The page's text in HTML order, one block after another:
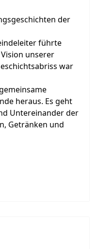
der
führte
unserer
war
heraus. Es geht
Untereinander der
Getränken und